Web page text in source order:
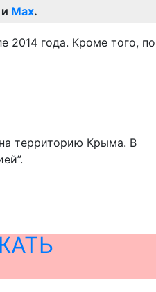
и Max.
2014 года. Кроме того, по
территорию Крыма. В